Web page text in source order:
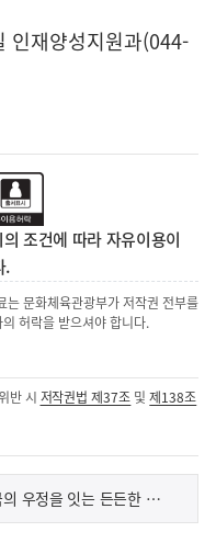
인재양성지원과(044-
조건에 따라 자유이용이
.
는 문화체육관광부가 저작권 전부를
허락을 받으셔야 합니다.
반 시 저작권법 제37조 및제138조
윤 대통령 “필리핀 동포사회는 양국의 우정을 잇는 든든한 버팀목”